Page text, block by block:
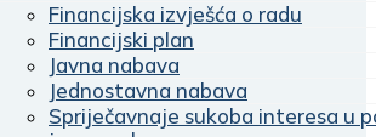
Financijska izvješća o radu
Financijski plan
Javna nabava
Jednostavna nabava
Spriječavnaje sukoba interesa u